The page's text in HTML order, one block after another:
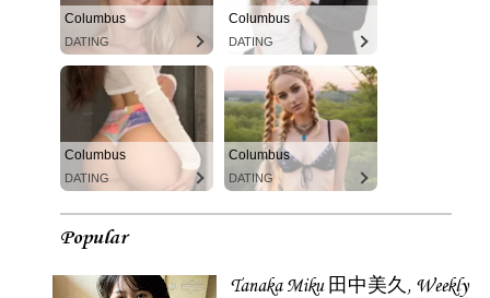
Columbus
DATING
Columbus
DATING
Columbus
DATING
Columbus
DATING
Popular
Tanaka Miku 田中美久, Weekly